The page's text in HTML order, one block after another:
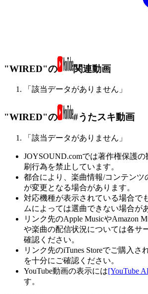
"WIRED"の 関連動画
「該当データがありません」
"WIRED"の #うたスキ動画
「該当データがありません」
JOYSOUND.comでは著作権保護
刷行為を禁止しています。
都合により、楽曲情報/コンテンツ
が変更となる場合があります。
対応機種が表示されている場合で
ムによっては選曲できない場合が
リンク先のApple MusicやAmazon
や楽曲の配信状況については各サ
確認ください。
リンク先のiTunes Storeでご購入さ
を十分にご確認ください。
YouTube動画の表示には[YouTube
す。